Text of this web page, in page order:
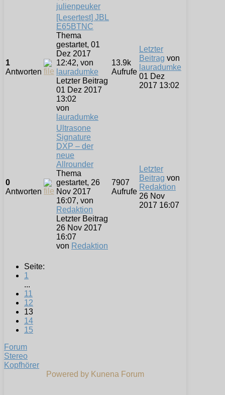
julienpeuker
1
Antworten
[Lesertest] JBL
E65BTNC
Thema
gestartet, 01
Dez 2017
12:42, von
lauradumke
Letzter Beitrag
01 Dez 2017
13:02
von
lauradumke
13.9k
Aufrufe
Letzter
Beitrag von
lauradumke
01 Dez
2017 13:02
0
Antworten
Ultrasone
Signature
DXP – der
neue
Allrounder
Thema
gestartet, 26
Nov 2017
16:07, von
Redaktion
Letzter Beitrag
26 Nov 2017
16:07
von Redaktion
7907
Aufrufe
Letzter
Beitrag von
Redaktion
26 Nov
2017 16:07
Seite:
1
...
11
12
13
14
15
Forum
Stereo
Kopfhörer
Powered by Kunena Forum